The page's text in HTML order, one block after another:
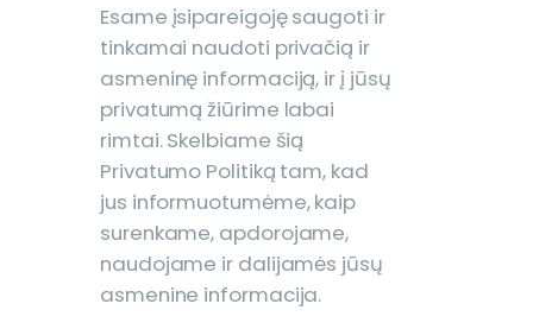
Esame įsipareigoję saugoti ir
tinkamai naudoti privačią ir
asmeninę informaciją, ir į jūsų
privatumą žiūrime labai
rimtai. Skelbiame šią
Privatumo Politiką tam, kad
jus informuotumėme, kaip
surenkame, apdorojame,
naudojame ir dalijamės jūsų
asmenine informacija.